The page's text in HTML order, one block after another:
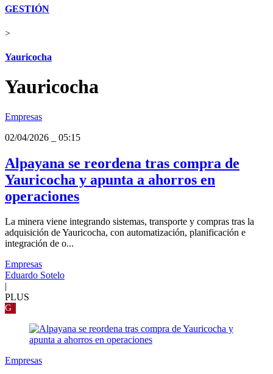
GESTIÓN
>
Yauricocha
Yauricocha
Empresas
02/04/2026
05:15
Alpayana se reordena tras compra de
Yauricocha y apunta a ahorros en
operaciones
La minera viene integrando sistemas, transporte y compras tras la
adquisición de Yauricocha, con automatización, planificación e
integración de o...
Empresas
Eduardo Sotelo
PLUS
G
Empresas